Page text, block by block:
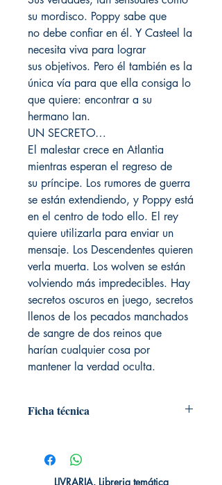
su mordisco. Poppy sabe que
no debe confiar en él. Y Casteel la
necesita viva para lograr
sus objetivos. Pero él también es la
única vía para que ella consiga lo
que quiere: encontrar a su
hermano Ian.
UN SECRETO…
El malestar crece en Atlantia
mientras esperan el regreso de
su príncipe. Los rumores de guerra
se están extendiendo, y Poppy está
en el centro de todo ello. El rey
quiere utilizarla para enviar un
mensaje. Los Descendentes quieren
verla muerta. Los wolven se están
volviendo más impredecibles. Hay
secretos oscuros en juego, secretos
llenos de los pecados manchados
de sangre de dos reinos que
harían cualquier cosa por
mantener la verdad oculta.
Ficha técnica
Editorial: Puck
Idioma: Castellano
Encuadernación: Blanda
LIVRARIA. Libreria temática